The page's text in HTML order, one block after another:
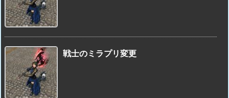
戦士のミラプリ変更